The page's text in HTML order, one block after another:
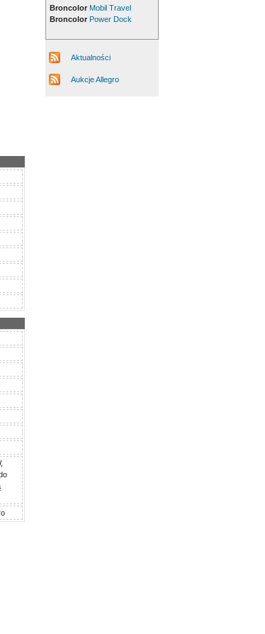
Broncolor Mobil Travel
Broncolor Power Dock
Aktualności
Aukcje Allegro